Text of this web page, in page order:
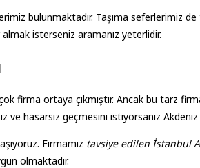
bulunmaktadır. Taşıma seferlerimiz
isterseniz aramanız yeterlidir.
ortaya çıkmıştır. Ancak bu tarz
ve hasarsız geçmesini istiyorsanız
Firmamız tavsiye edilen İstanbul
olmaktadır.